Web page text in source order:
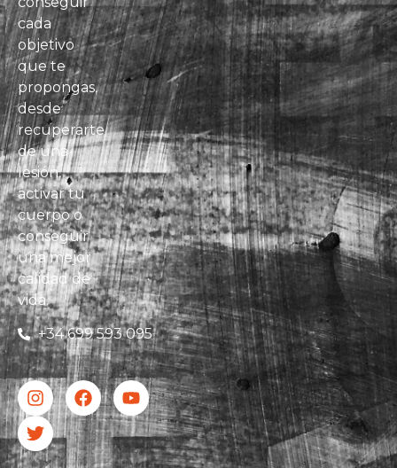
cada
objetivo
que te
propongas,
desde
recuperarte
de una
lesión,
activar tu
cuerpo o
conseguir
una mejor
calidad de
vida.
+34 699 593 095